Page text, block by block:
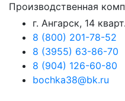
Производственная
г. Ангарск, 14
8 (800) 201-78-52
8 (3955) 63-86-70
8 (904) 126-60-80
bochka38@bk.ru